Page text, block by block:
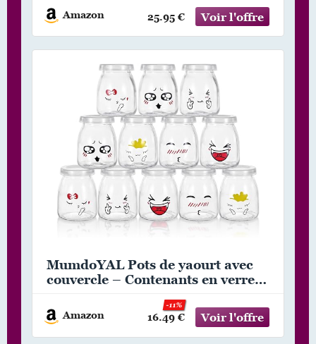
Multidélices, Thermomix, Cookeo –
petit pot conservation bébé –
Fabrication Française – 125g / 14
Amazon 25.95 €
MumdoYAL Pots de yaourt avec
couvercle – Contenants en verre
de 12 pièces (100ml*12)
Amazon 16.49 €
-11%